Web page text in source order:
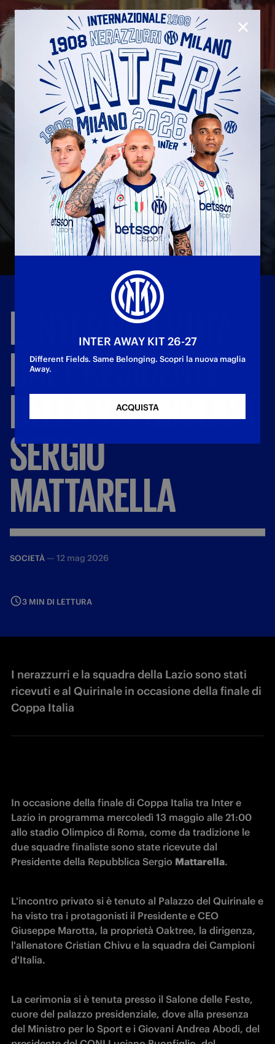
L'INTERRICEVUTA
DALPRESIDENTE
DELLAREPUBBLICA
SERGIO
MATTARELLA
SOCIETÀ — 12 mag 2026
3 MIN DI LETTURA
I nerazzurri e la squadra della Lazio sono stati
ricevuti e al Quirinale in occasione della finale di
Coppa Italia
In occasione della finale di Coppa Italia tra Inter e
Lazio in programma mercoledì 13 maggio alle 21:00
allo stadio Olimpico di Roma, come da tradizione le
due squadre finaliste sono state ricevute dal
Presidente della Repubblica Sergio Mattarella.
L'incontro privato si è tenuto al Palazzo del Quirinale e
ha visto tra i protagonisti il Presidente e CEO
Giuseppe Marotta, la proprietà Oaktree, la dirigenza,
l'allenatore Cristian Chivu e la squadra dei Campioni
d'Italia.
La cerimonia si è tenuta presso il Salone delle Feste,
cuore del palazzo presidenziale, dove alla presenza
del Ministro per lo Sport e i Giovani Andrea Abodi, del
INTER AWAY KIT 26-27
Different Fields. Same Belonging. Scopri la nuova maglia
Away.
ACQUISTA